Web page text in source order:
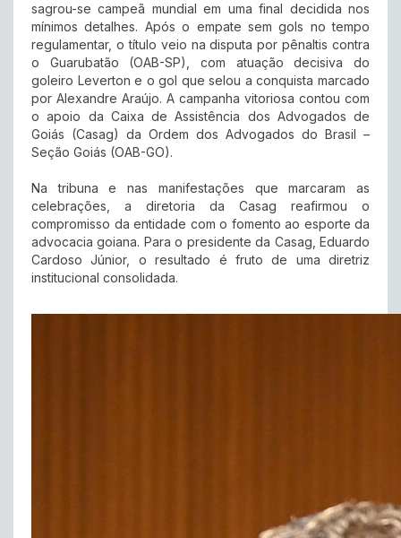
sagrou-se campeã mundial em uma final decidida nos
mínimos detalhes. Após o empate sem gols no tempo
regulamentar, o título veio na disputa por pênaltis contra
o Guarubatão (OAB-SP), com atuação decisiva do
goleiro Leverton e o gol que selou a conquista marcado
por Alexandre Araújo. A campanha vitoriosa contou com
o apoio da Caixa de Assistência dos Advogados de
Goiás (Casag) da Ordem dos Advogados do Brasil –
Seção Goiás (OAB-GO).
Na tribuna e nas manifestações que marcaram as
celebrações, a diretoria da Casag reafirmou o
compromisso da entidade com o fomento ao esporte da
advocacia goiana. Para o presidente da Casag, Eduardo
Cardoso Júnior, o resultado é fruto de uma diretriz
institucional consolidada.